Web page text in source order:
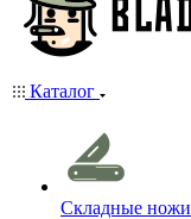
Каталог
Складные ножи